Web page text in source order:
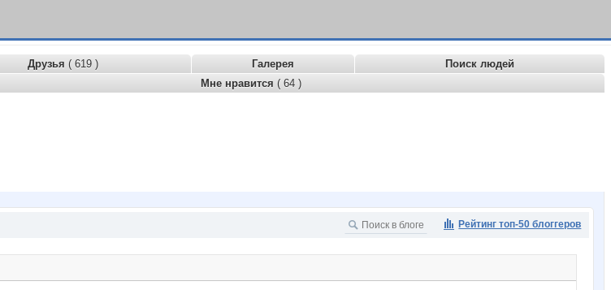
Друзья ( 619 ) Галерея
Поиск людей
Мне нравится ( 64 )
Рейтинг топ-50 блоггеров